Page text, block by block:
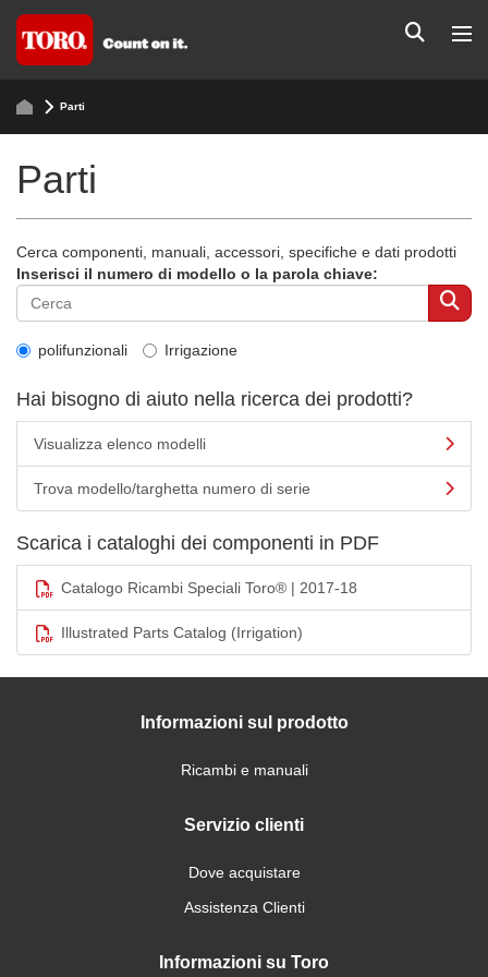
Parti
Parti
Cerca componenti, manuali, accessori, specifiche e dati prodotti
Inserisci il numero di modello o la parola chiave:
polifunzionali Irrigazione
Hai bisogno di aiuto nella ricerca dei prodotti?
Visualizza elenco modelli
Trova modello/targhetta numero di serie
Scarica i cataloghi dei componenti in PDF
Catalogo Ricambi Speciali Toro® | 2017-18
Illustrated Parts Catalog (Irrigation)
Informazioni sul prodotto
Ricambi e manuali
Servizio clienti
Dove acquistare
Assistenza Clienti
Informazioni su Toro